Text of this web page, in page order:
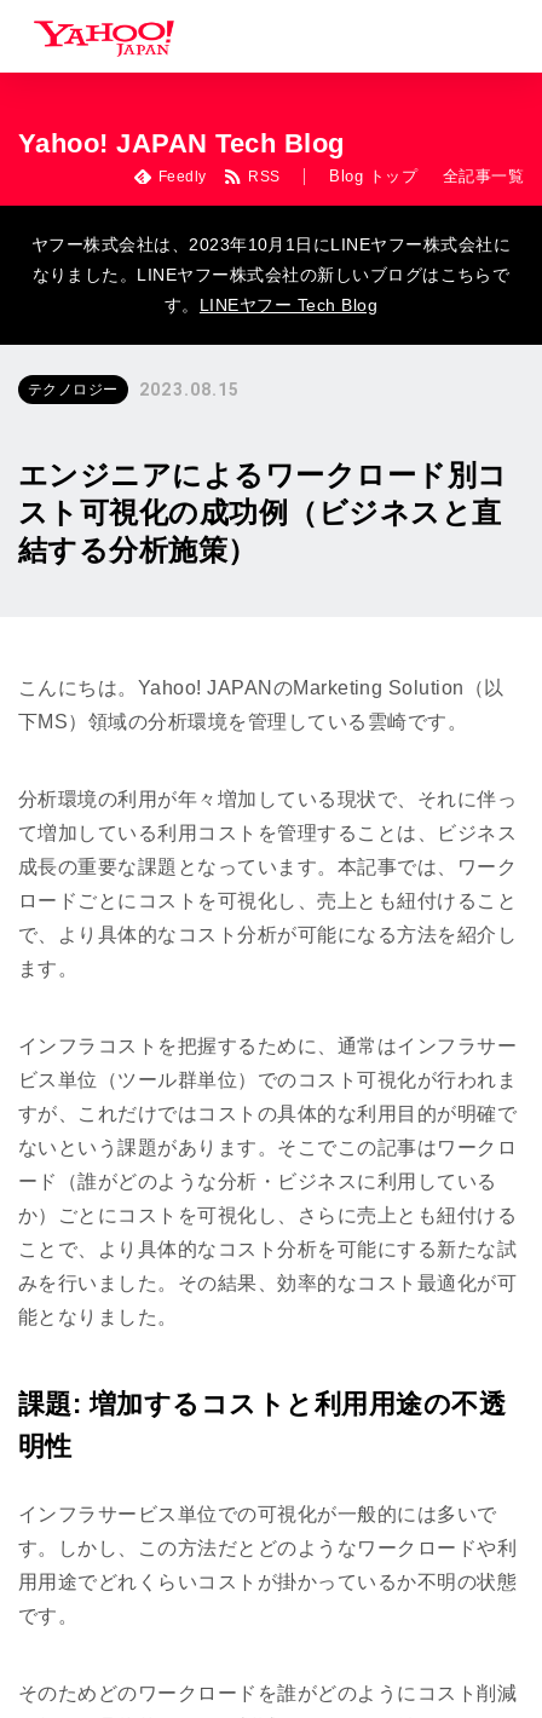
Yahoo! JAPAN Tech Blog
Feedly RSS Blog トップ 全記事一覧
ヤフー株式会社は、2023年10月1日にLINEヤフー株式会社に
なりました。LINEヤフー株式会社の新しいブログはこちらで
す。 LINEヤフー Tech Blog
テクノロジー 2023.08.15
エンジニアによるワークロード別コ
スト可視化の成功例（ビジネスと直
結する分析施策）
こんにちは。Yahoo! JAPANのMarketing Solution（以
下MS）領域の分析環境を管理している雲崎です。
分析環境の利用が年々増加している現状で、それに伴っ
て増加している利用コストを管理することは、ビジネス
成長の重要な課題となっています。本記事では、ワーク
ロードごとにコストを可視化し、売上とも紐付けること
で、より具体的なコスト分析が可能になる方法を紹介し
ます。
インフラコストを把握するために、通常はインフラサー
ビス単位（ツール群単位）でのコスト可視化が行われま
すが、これだけではコストの具体的な利用目的が明確で
ないという課題があります。そこでこの記事はワークロ
ード（誰がどのような分析・ビジネスに利用している
か）ごとにコストを可視化し、さらに売上とも紐付ける
ことで、より具体的なコスト分析を可能にする新たな試
みを行いました。その結果、効率的なコスト最適化が可
能となりました。
課題: 増加するコストと利用用途の不透
明性
インフラサービス単位での可視化が一般的には多いで
す。しかし、この方法だとどのようなワークロードや利
用用途でどれくらいコストが掛かっているか不明の状態
です。
そのためどのワークロードを誰がどのようにコスト削減